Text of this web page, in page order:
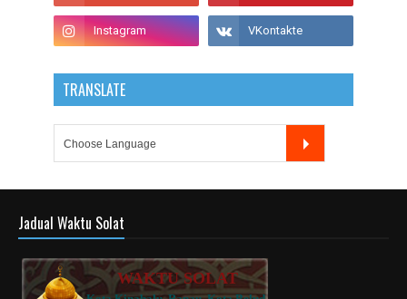
TRANSLATE
Jadual Waktu Solat